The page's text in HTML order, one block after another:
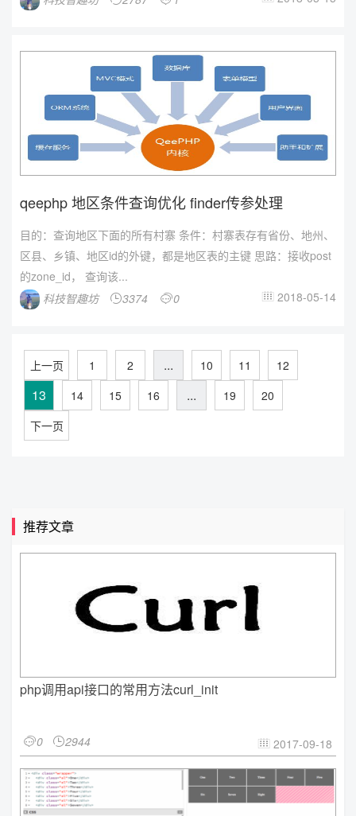
qeephp 地区条件查询优化 finder传参处理
目的：查询地区下面的所有村寨 条件：村寨表存有省份、地州、
区县、乡镇、地区id的外键，都是地区表的主键 思路：接收post
的zone_id， 查询该...
科技智趣坊
3374 0  2018-05-14
上一页 1 2 ... 10 11 12
13 14 15 16 ... 19
20
下一页
推荐文章
php调用api接口的常用方法curl_init
0 2944  2017-09-18